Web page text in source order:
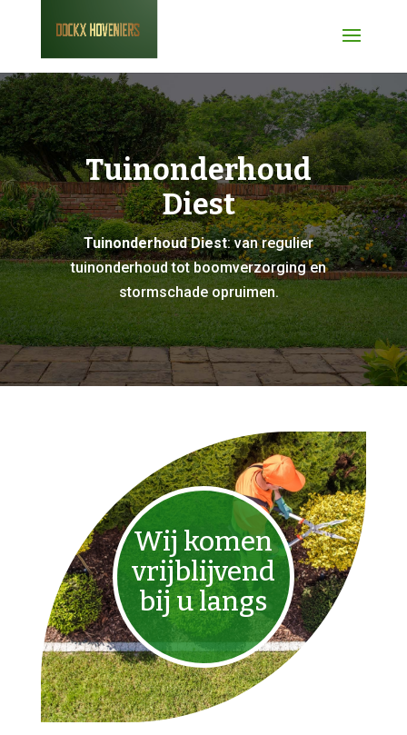
Tuinonderhoud
Diest
Tuinonderhoud Diest: van regulier
tuinonderhoud tot boomverzorging en
stormschade opruimen.
Wij komen
vrijblijvend
bij u langs